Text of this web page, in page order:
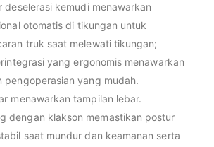
deselerasi kemudi menawarkan
otomatis di tikungan untuk
truk saat melewati tikungan;
yang ergonomis menawarkan
pengoperasian yang mudah.
menawarkan tampilan lebar.
dengan klakson memastikan postur
saat mundur dan keamanan serta